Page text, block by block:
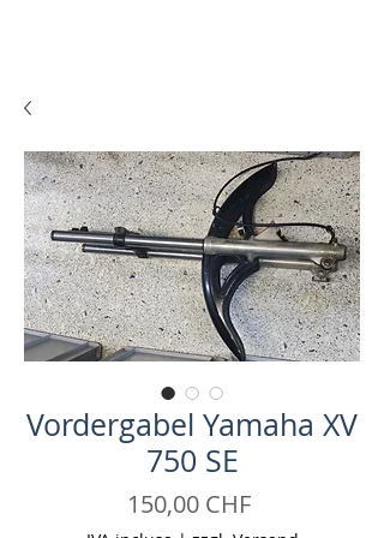
Vordergabel Yamaha XV
750 SE
150,00 CHFPrezzo